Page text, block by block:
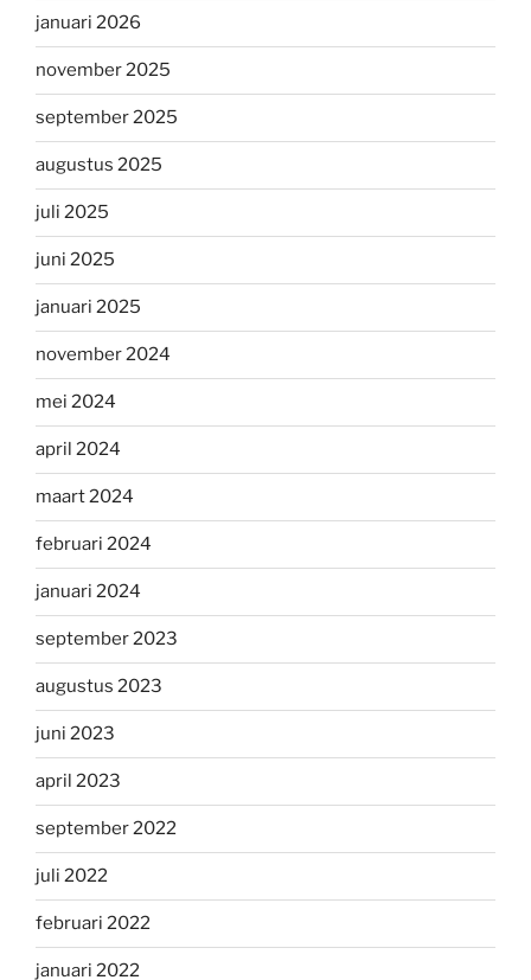
januari 2026
november 2025
september 2025
augustus 2025
juli 2025
juni 2025
januari 2025
november 2024
mei 2024
april 2024
maart 2024
februari 2024
januari 2024
september 2023
augustus 2023
juni 2023
april 2023
september 2022
juli 2022
februari 2022
januari 2022